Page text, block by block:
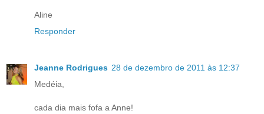
Aline
Responder
Jeanne Rodrigues 28 de dezembro de 2011 às 12:37
Medéia,
cada dia mais fofa a Anne!